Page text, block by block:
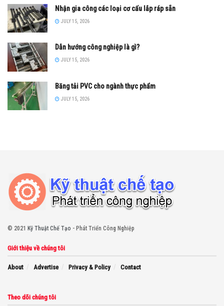
Nhận gia công các loại cơ cấu lắp ráp sẵn
JULY 15, 2026
Dẫn hướng công nghiệp là gì?
JULY 15, 2026
Băng tải PVC cho ngành thực phẩm
JULY 15, 2026
© 2021 Kỹ Thuật Chế Tạo - Phát Triển Công Nghiệp
Giới thiệu về chúng tôi
About Advertise Privacy & Policy Contact
Theo dõi chúng tôi